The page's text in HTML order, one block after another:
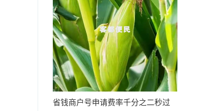
省钱商户号申请费率千分之二秒过